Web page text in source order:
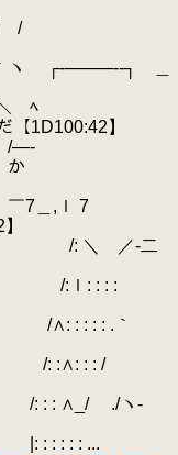
/
＿
】
7
二
: :
.｀
: /
ヽ-
...